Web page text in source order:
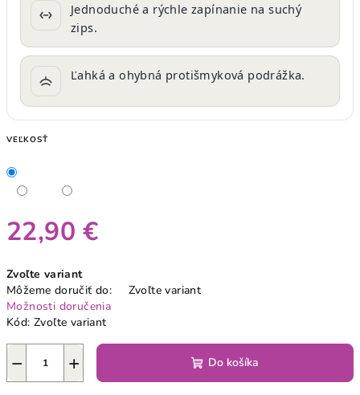
Jednoduché a rýchle zapínanie na suchý
zips.
Ľahká a ohybná protišmyková podrážka.
VEĽKOSŤ
22,90 €
cena:
Zvoľte variant
Môžeme doručiť do:
Zvoľte variant
Možnosti doručenia
Kód: Zvoľte variant
+
− Do košíka